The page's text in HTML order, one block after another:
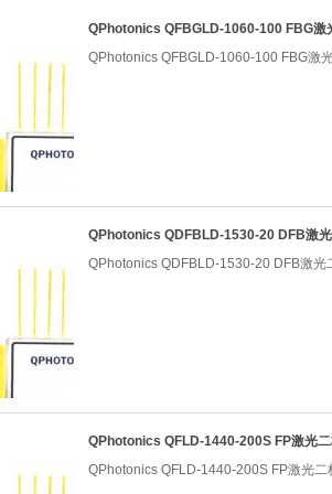
QPhotonics QFBGLD-1060-100 FBG激
QPhotonics QFBGLD-1060-100 FBG激
QPhotonics QDFBLD-1530-20 DFB激
QPhotonics QDFBLD-1530-20 DFB激光
QPhotonics QFLD-1440-200S FP激光
QPhotonics QFLD-1440-200S FP激光